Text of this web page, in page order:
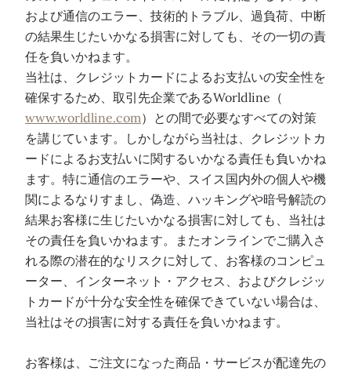
および通信のエラー、技術的トラブル、過負荷、中断
の結果生じたいかなる損害に対しても、その一切の責
任を負いかねます。
当社は、クレジットカードによるお支払いの安全性を
確保するため、取引先企業であるWorldline（
www.worldline.com）との間で必要なすべての対策
を講じています。しかしながら当社は、クレジットカ
ードによるお支払いに関するいかなる責任も負いかね
ます。特に通信のエラーや、スイス国内外の個人や機
関によるなりすまし、偽造、ハッキングや暗号解読の
結果お客様に生じたいかなる損害に対しても、当社は
その責任を負いかねます。またオンラインでご購入さ
れる際の潜在的なリスクに対して、お客様のコンピュ
ーター、インターネット・アクセス、およびクレジッ
トカードが十分な安全性を確保できていない場合は、
当社はその損害に対する責任を負いかねます。
お客様は、ご注文になった商品・サービスが配達先の